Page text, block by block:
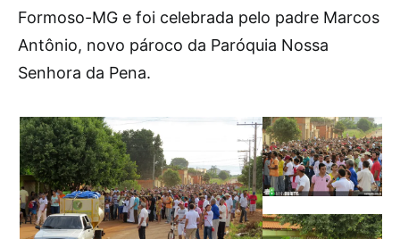
Formoso-MG e foi celebrada pelo padre Marcos
Antônio, novo pároco da Paróquia Nossa
Senhora da Pena.